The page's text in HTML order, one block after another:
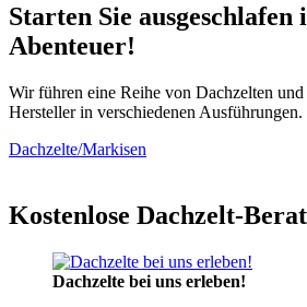
Starten Sie ausgeschlafen
Abenteuer!
Wir führen eine Reihe von Dachzelten
Hersteller in verschiedenen Ausführungen.
Dachzelte/Markisen
Kostenlose Dachzelt-
Dachzelte bei uns erleben!